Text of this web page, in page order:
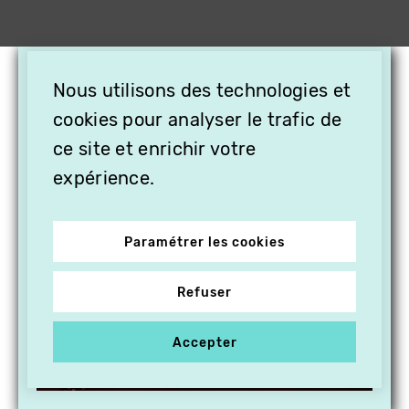
Nous utilisons des technologies et
cookies pour analyser le trafic de
ce site et enrichir votre
expérience.
Paramétrer les cookies
Refuser
Accepter
OFFREZ LA VIDÉO EN
CADEAU, ABONNEZ VOS
PROCHES À VITHÈQUE !